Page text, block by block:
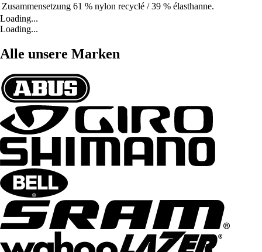
Zusammensetzung 61 % nylon recyclé / 39 % élasthanne.
Loading...
Loading...
Alle unsere Marken